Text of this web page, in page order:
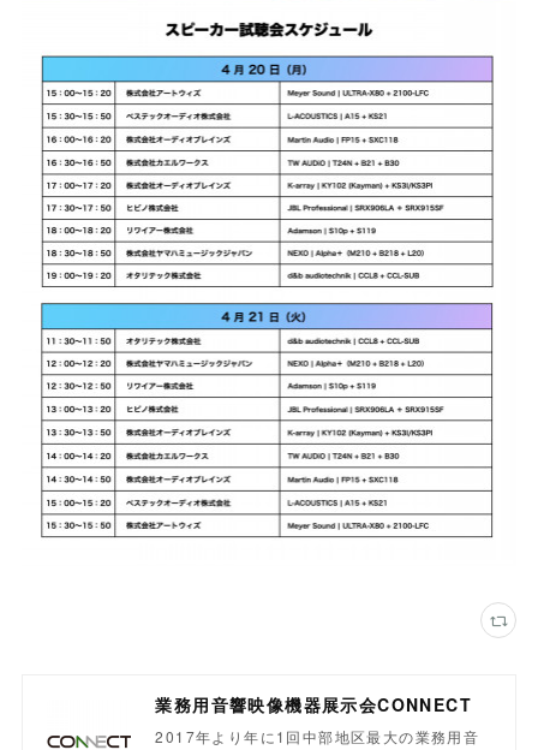
業務用音響映像機器展示会CONNECT
2017年より年に1回中部地区最大の業務用音